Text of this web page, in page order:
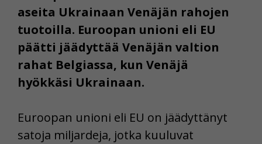
aseita Ukrainaan Venäjän rahojen
tuotoilla. Euroopan unioni eli EU
päätti jäädyttää Venäjän valtion
rahat Belgiassa, kun Venäjä
hyökkäsi Ukrainaan.
Euroopan unioni eli EU on jäädyttänyt
satoja miljardeja, jotka kuuluvat